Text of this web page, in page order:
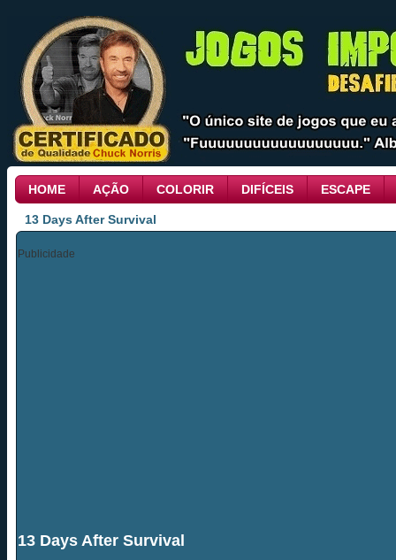
HOME AÇÃO COLORIR DIFÍCEIS ESCAPE
13 Days After Survival
Publicidade
13 Days After Survival